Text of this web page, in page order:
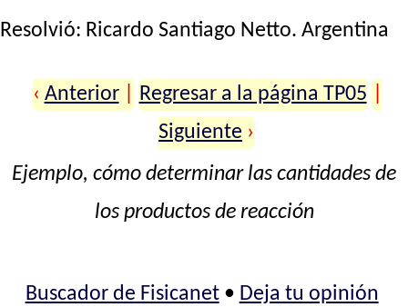
Resolvió: Ricardo Santiago Netto. Argentina
‹ Anterior Regresar a la página TP05
Siguiente ›
Ejemplo, cómo determinar las cantidades de
los productos de reacción
Buscador de Fisicanet• Deja tu opinión